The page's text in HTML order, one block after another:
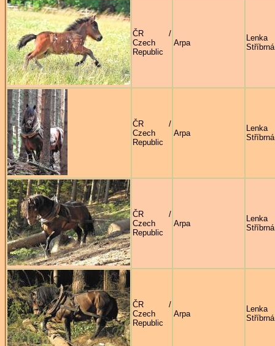
ČR /
Czech
Republic
Arpa
Lenka
Stříbrná
ČR /
Czech
Republic
Arpa
Lenka
Stříbrná
ČR /
Czech
Republic
Arpa
Lenka
Stříbrná
ČR /
Czech
Republic
Arpa
Lenka
Stříbrná